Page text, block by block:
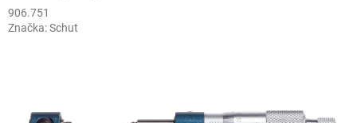
906.751
Značka:Schut